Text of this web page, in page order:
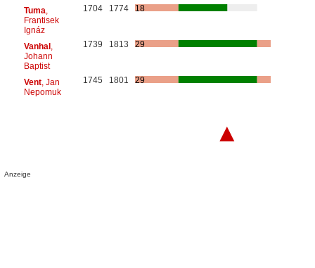
Tuma
Frantisek
Ignáz
1704 1774 18
Vanhal,
Johann
Baptist
1739 1813 29
Vent, Jan
Nepomuk
1745 1801 29
▲
Anzeige